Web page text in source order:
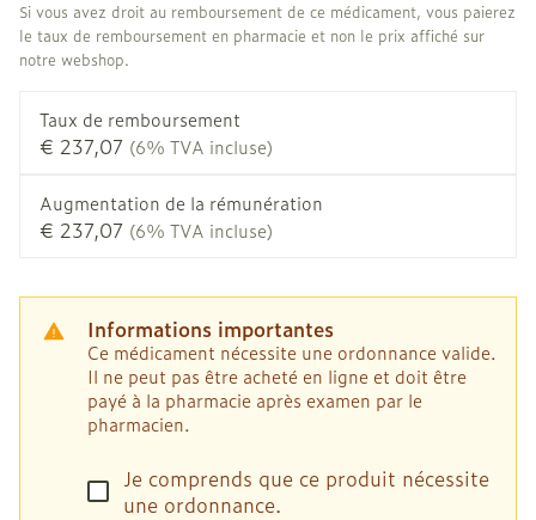
Si vous avez droit au remboursement de ce médicament, vous paierez
le taux de remboursement en pharmacie et non le prix affiché sur
notre webshop.
Taux de remboursement
€ 237,07 (6% TVA incluse)
Augmentation de la rémunération
€ 237,07 (6% TVA incluse)
Informations importantes
Ce médicament nécessite une ordonnance valide.
Il ne peut pas être acheté en ligne et doit être
payé à la pharmacie après examen par le
pharmacien.
Je comprends que ce produit nécessite
une ordonnance.